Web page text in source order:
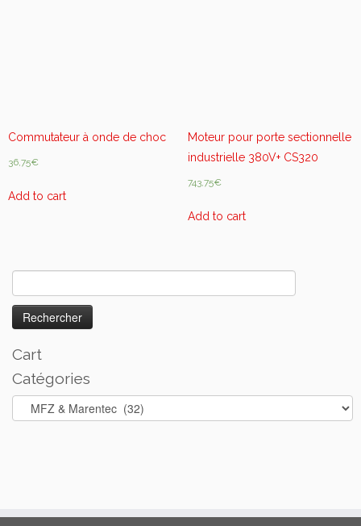
Commutateur à onde de choc
36,75€
Add to cart
Moteur pour porte sectionnelle
industrielle 380V+ CS320
743,75€
Add to cart
Cart
Catégories